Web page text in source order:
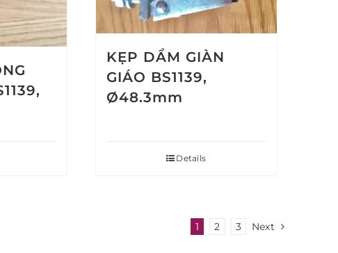
KẸP DẦM GIÀN
GIÁO BS1139,
Ø48.3mm
Details
1 2 3 Next